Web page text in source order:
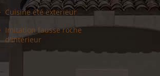
Cuisine été exterieur
Imitation fausseroche
d'intérieur